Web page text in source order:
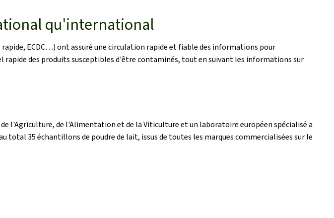
qu'international
ECDC…) ont assuré une circulation rapide et fiable des informations pour
des produits susceptibles d'être contaminés, tout en suivant les informations sur
l'Agriculture, de l'Alimentation et de la Viticulture et un laboratoire européen spécialisé a
total 35 échantillons de poudre de lait, issus de toutes les marques commercialisées sur le